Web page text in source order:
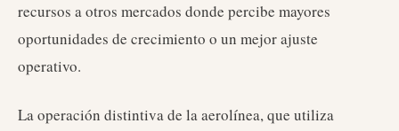
recursos a otros mercados donde percibe mayores
oportunidades de crecimiento o un mejor ajuste
operativo.
La operación distintiva de la aerolínea, que utiliza